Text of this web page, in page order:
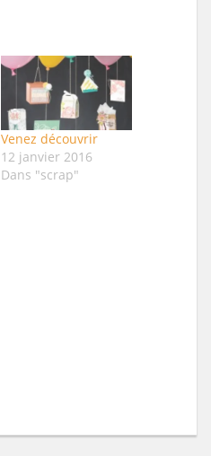
Venez découvrir
12 janvier 2016
Dans "scrap"